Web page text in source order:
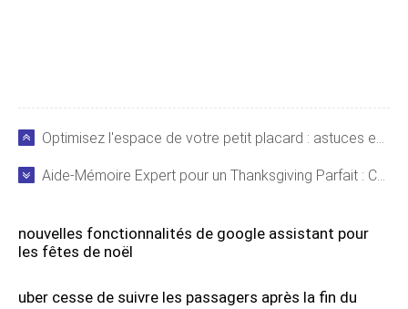
Optimisez l'espace de votre petit placard : astuces expertes pour une garde-robe impeccable
Aide-Mémoire Expert pour un Thanksgiving Parfait : Cuisson de la Dinde et Organisation
nouvelles fonctionnalités de google assistant pour
les fêtes de noël
uber cesse de suivre les passagers après la fin du